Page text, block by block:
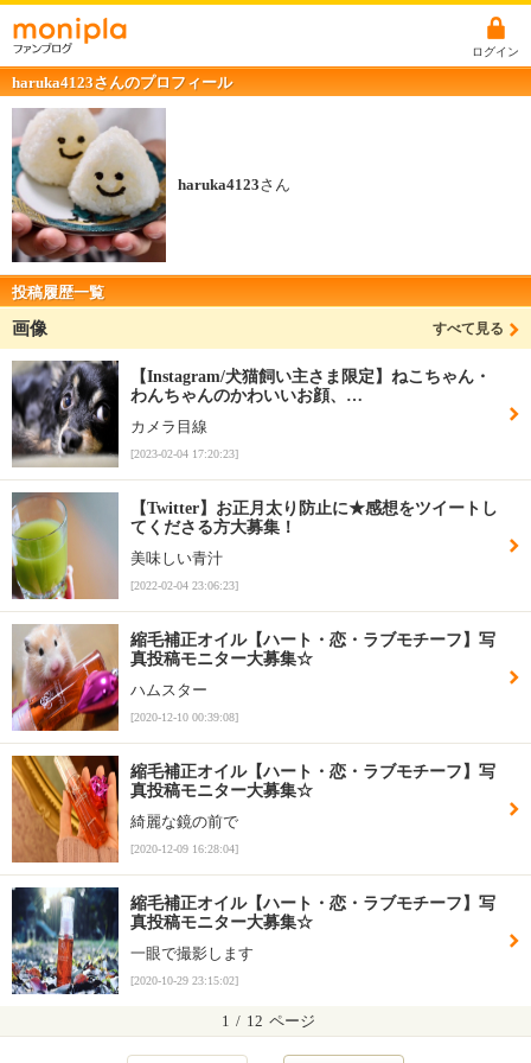
ログイン
haruka4123さんのプロフィール
haruka4123さん
投稿履歴一覧
画像 すべて見る
【Instagram/犬猫飼い主さま限定】ねこちゃん・
わんちゃんのかわいいお顔、…
カメラ目線
[2023-02-04 17:20:23]
【Twitter】お正月太り防止に★感想をツイートし
てくださる方大募集！
美味しい青汁
[2022-02-04 23:06:23]
縮毛補正オイル【ハート・恋・ラブモチーフ】写
真投稿モニター大募集☆
ハムスター
[2020-12-10 00:39:08]
縮毛補正オイル【ハート・恋・ラブモチーフ】写
真投稿モニター大募集☆
綺麗な鏡の前で
[2020-12-09 16:28:04]
縮毛補正オイル【ハート・恋・ラブモチーフ】写
真投稿モニター大募集☆
一眼で撮影します
[2020-10-29 23:15:02]
1 / 12 ページ